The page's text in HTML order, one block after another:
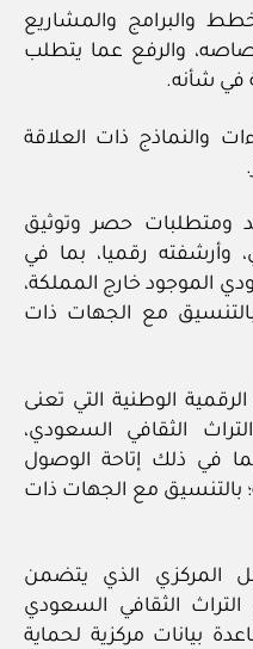
والبرامج والمشاريع
والرفع عما يتطلب
في شأنه.
والنماذج ذات العلاقة
ومتطلبات حصر وتوثيق
وأرشفته رقميا، بما في
الموجود خارج المملكة،
مع الجهات ذات
الوطنية التي تعنى
الثقافي السعودي،
في ذلك إتاحة الوصول
بالتنسيق مع الجهات ذات
المركزي الذي يتضمن
الثقافي السعودي
بيانات مركزية لحماية